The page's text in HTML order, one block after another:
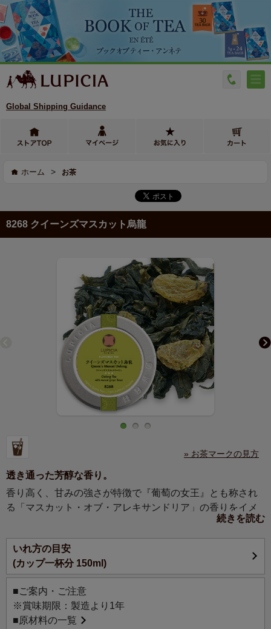
Global Shipping Guidance
ホーム > お茶
8268 クイーンズマスカット烏龍
» お茶マークの見方
透き通った芳醇な香り。
香り高く、甘みの強さが特徴で『葡萄の女王』とも称され
る「マスカット・オブ・アレキサンドリア」の香りをイメ
ージしています。 上質な台湾烏龍茶（文山包種）を使用
し、烏龍茶の爽やかな風味とマスカットの甘い余韻をお楽
しみいただけます。
トッピングのグリーンレーズンはたわわに実る果実を表現
しました。
ベースとなっている台湾烏龍茶の透き通った水色は、瑞々
しいマスカットの雫を彷彿とさせます。
続きを読む
いれ方の目安
(カップ一杯分 150ml)
■ご案内・ご注意
※賞味期限：製造より1年
■原材料の一覧